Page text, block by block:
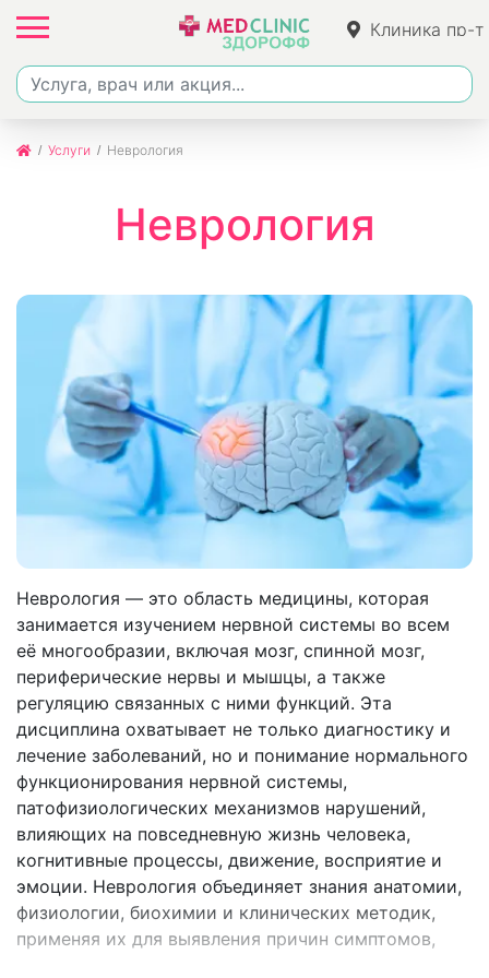
Клиника пр-т
51
Услуги Неврология
Неврология
Неврология — это область медицины, которая
занимается изучением нервной системы во всем
её многообразии, включая мозг, спинной мозг,
периферические нервы и мышцы, а также
регуляцию связанных с ними функций. Эта
дисциплина охватывает не только диагностику и
лечение заболеваний, но и понимание нормального
функционирования нервной системы,
патофизиологических механизмов нарушений,
влияющих на повседневную жизнь человека,
когнитивные процессы, движение, восприятие и
эмоции. Неврология объединяет знания анатомии,
физиологии, биохимии и клинических методик,
применяя их для выявления причин симптомов,